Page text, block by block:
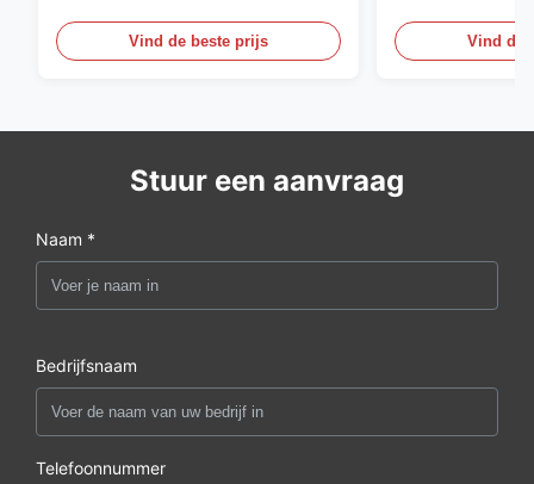
Vind de beste prijs Vind de
Stuur een aanvraag
Naam *
Bedrijfsnaam
Telefoonnummer